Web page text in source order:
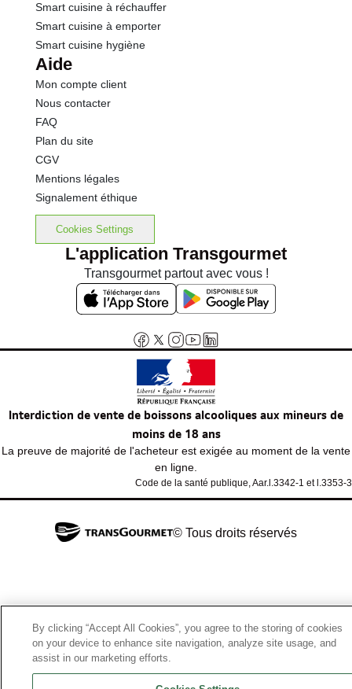
Smart cuisine à réchauffer
Smart cuisine à emporter
Smart cuisine hygiène
Aide
Mon compte client
Nous contacter
FAQ
Plan du site
CGV
Mentions légales
Signalement éthique
Cookies Settings
L'application Transgourmet
Transgourmet partout avec vous !
Interdiction de vente de boissons alcooliques aux mineurs de
moins de 18 ans
La preuve de majorité de l'acheteur est exigée au moment de la vente
en ligne.
Code de la santé publique, Aar.l.3342-1 et l.3353-3
© Tous droits réservés
By clicking “Accept All Cookies”, you agree to the storing of cookies
on your device to enhance site navigation, analyze site usage, and
assist in our marketing efforts.